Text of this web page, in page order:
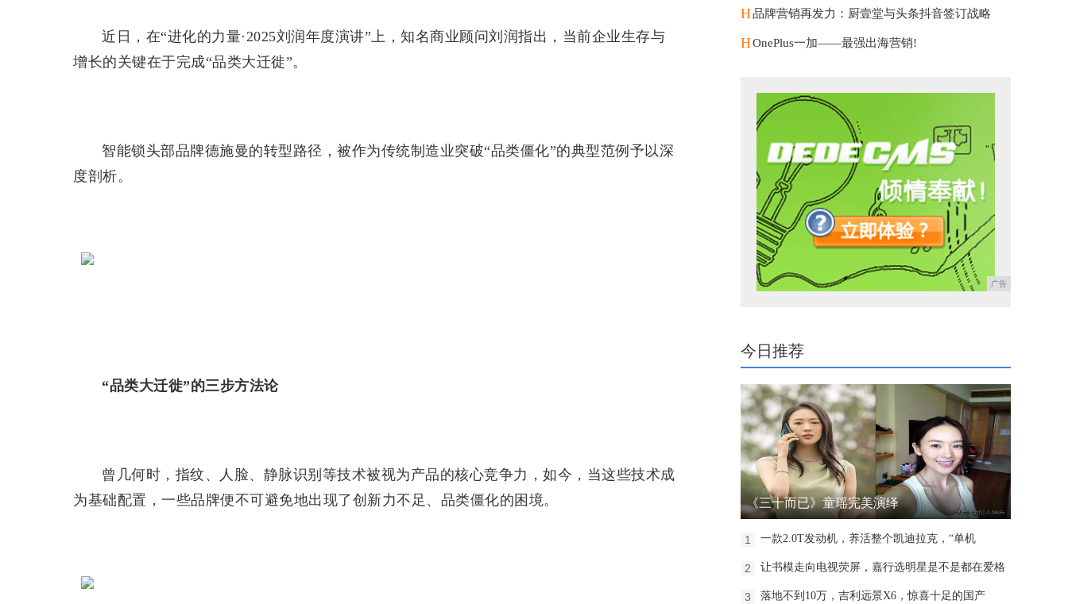
近日，在“进化的力量·2025刘润年度演讲”上，知名商业顾问刘润指出，当前企业生存与
增长的关键在于完成“品类大迁徙”。
智能锁头部品牌德施曼的转型路径，被作为传统制造业突破“品类僵化”的典型范例予以深
度剖析。
“品类大迁徙”的三步方法论
曾几何时，指纹、人脸、静脉识别等技术被视为产品的核心竞争力，如今，当这些技术成
为基础配置，一些品牌便不可避免地出现了创新力不足、品类僵化的困境。
H品牌营销再发力：厨壹堂与头条抖音签订战略
HOnePlus一加——最强出海营销!
广告
今日推荐
《三十而已》童瑶完美演绎
1 一款2.0T发动机，养活整个凯迪拉克，“单机
2 让书模走向电视荧屏，嘉行选明星是不是都在爱格
3 落地不到10万，吉利远景X6，惊喜十足的国产